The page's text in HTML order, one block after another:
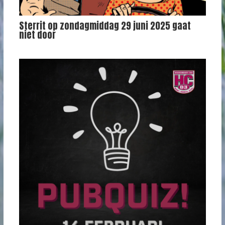
Sterrit op zondagmiddag 29 juni 2025 gaat
niet door